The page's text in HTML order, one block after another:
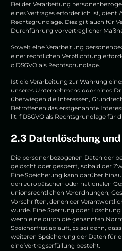
Bei der Verarbeitung
eines Vertrages erforderlich ist, dient
Rechtsgrundlage. Dies gilt auch für
Durchführung vorvertraglicher
Soweit eine Verarbeitung
einer rechtlichen Verpflichtung
c DSGVO als Rechtsgrundlage.
Ist die Verarbeitung zur Wahrung
unseres Unternehmens oder eines
überwiegen die Interessen,
Betroffenen das erstgenannte
lit. f DSGVO als Rechtsgrundlage für
2.3 Datenlöschung
Die personenbezogenen Daten der
gelöscht oder gesperrt, sobald der
Eine Speicherung kann darüber
den europäischen oder nationalen
unionsrechtlichen Verordnungen,
Vorschriften, denen der
wurde. Eine Sperrung oder
wenn eine durch die genannten
Speicherfrist abläuft, es sei denn,
weiteren Speicherung der Daten für
eine Vertragserfüllung besteht.